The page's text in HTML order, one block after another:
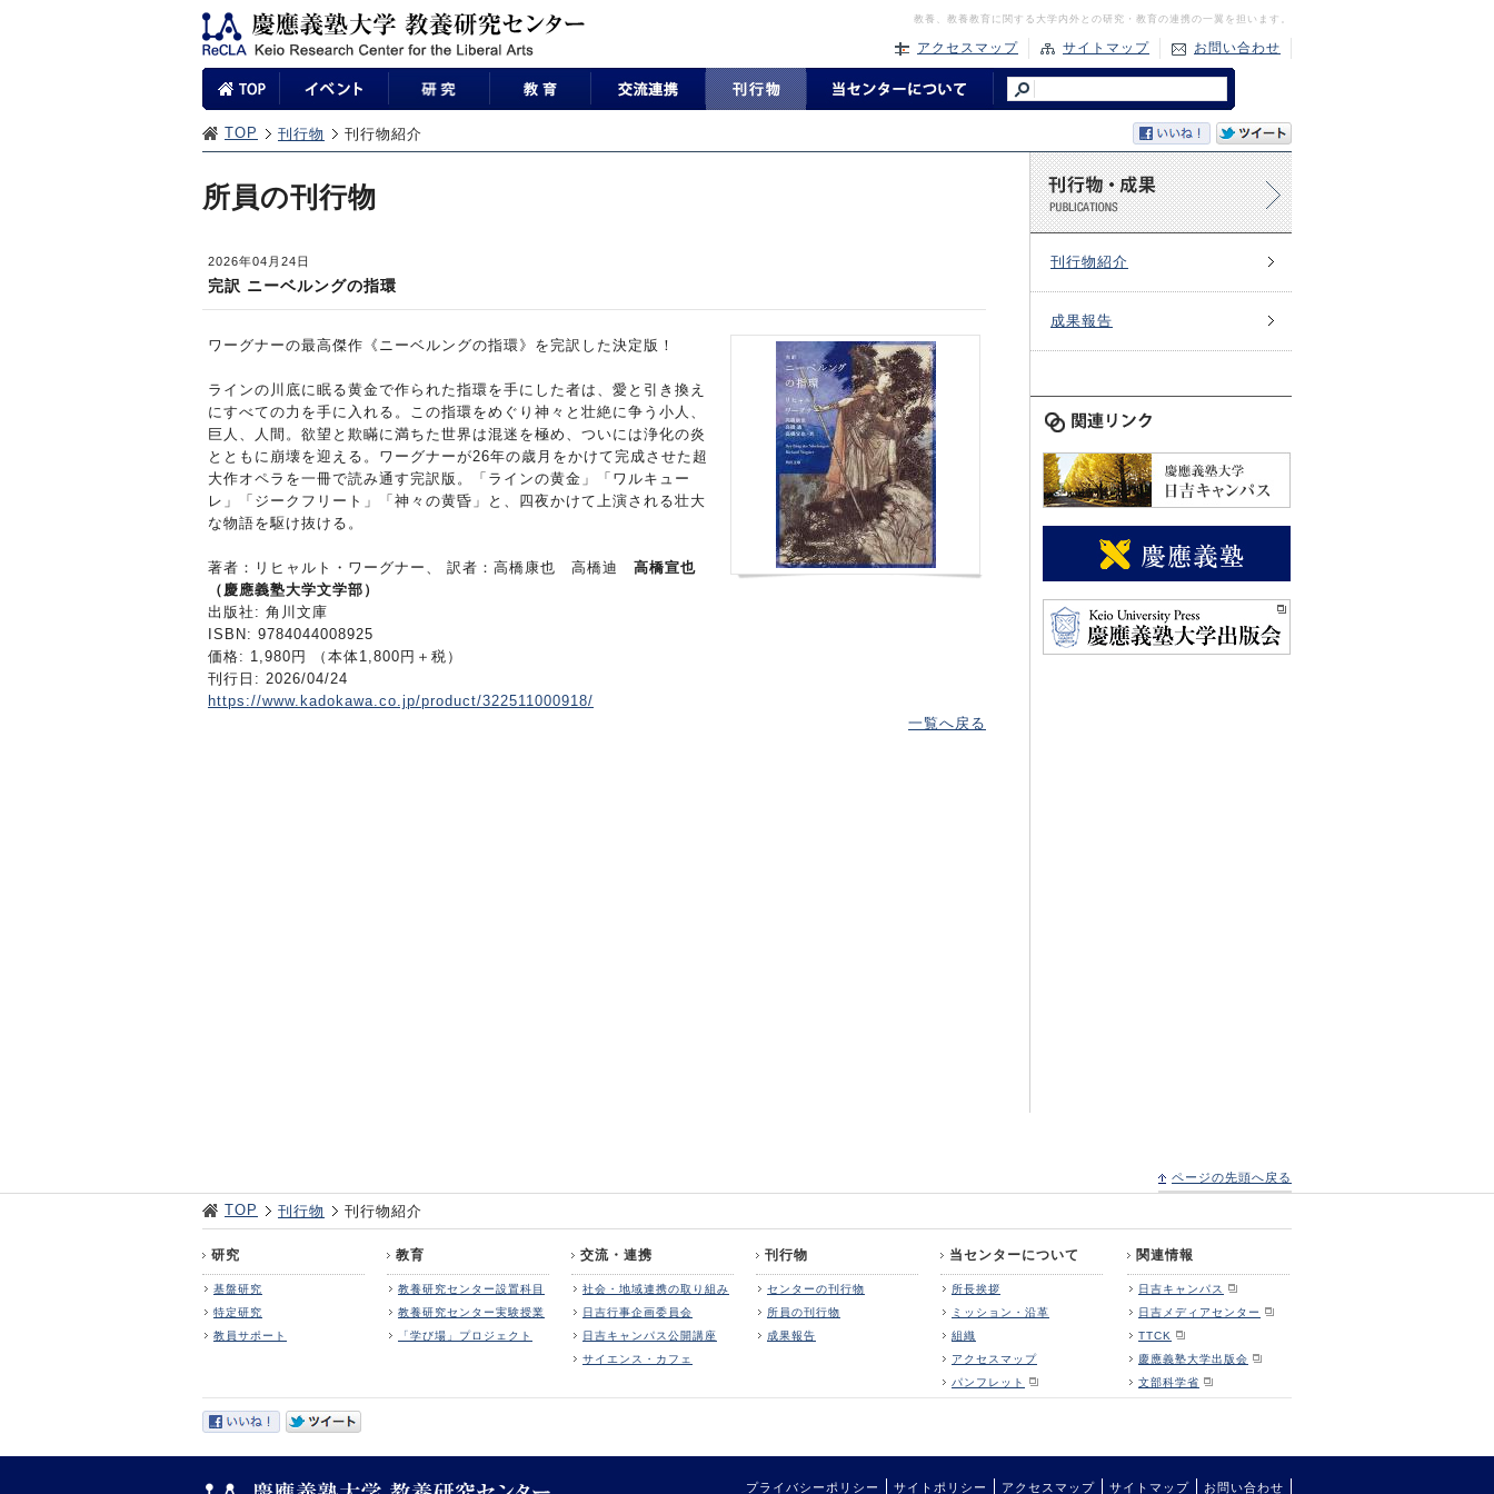
教養、教養教育に関する大学内外との研究・教育の連携の一翼を担います。
アクセスマップ サイトマップ お問い合わせ
TOP 刊行物 刊行物紹介
所員の刊行物
2026年04月24日
完訳 ニーベルングの指環
ワーグナーの最高傑作《ニーベルングの指環》を完訳した決定版！
ラインの川底に眠る黄金で作られた指環を手にした者は、愛と引き換え
にすべての力を手に入れる。この指環をめぐり神々と壮絶に争う小人、
巨人、人間。欲望と欺瞞に満ちた世界は混迷を極め、ついには浄化の炎
とともに崩壊を迎える。ワーグナーが26年の歳月をかけて完成させた超
大作オペラを一冊で読み通す完訳版。「ラインの黄金」「ワルキュー
レ」「ジークフリート」「神々の黄昏」と、四夜かけて上演される壮大
な物語を駆け抜ける。
著者：リヒャルト・ワーグナー、 訳者：高橋康也 高橋迪 高橋宣也
（慶應義塾大学文学部）
出版社: 角川文庫
ISBN: 9784044008925
価格: 1,980円 （本体1,800円＋税）
刊行日: 2026/04/24
https://www.kadokawa.co.jp/product/322511000918/
一覧へ戻る
刊行物紹介
成果報告
ページの先頭へ戻る
TOP 刊行物 刊行物紹介
研究
基盤研究
特定研究
教員サポート
教育
教養研究センター設置科目
教養研究センター実験授業
「学び場」プロジェクト
交流・連携
社会・地域連携の取り組み
日吉行事企画委員会
日吉キャンパス公開講座
サイエンス・カフェ
刊行物
センターの刊行物
所員の刊行物
成果報告
当センターについて
所長挨拶
ミッション・沿革
組織
アクセスマップ
パンフレット
関連情報
日吉キャンパス
日吉メディアセンター
TTCK
慶應義塾大学出版会
文部科学省
プライバシーポリシー サイトポリシー アクセスマップ サイトマップ お問い合わせ